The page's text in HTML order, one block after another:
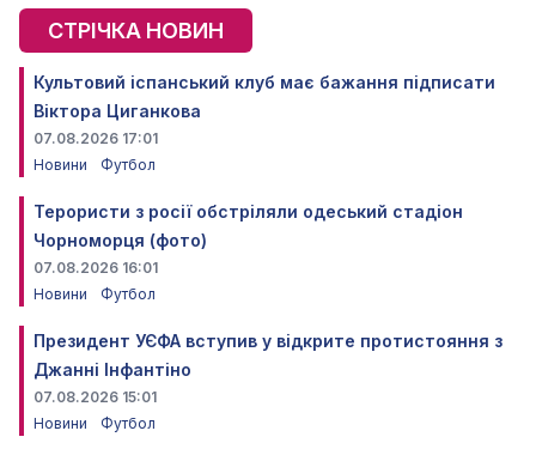
СТРІЧКА НОВИН
Культовий іспанський клуб має бажання підписати
Віктора Циганкова
07.08.2026 17:01
Новини
Футбол
Терористи з росії обстріляли одеський стадіон
Чорноморця (фото)
07.08.2026 16:01
Новини
Футбол
Президент УЄФА вступив у відкрите протистояння з
Джанні Інфантіно
07.08.2026 15:01
Новини
Футбол